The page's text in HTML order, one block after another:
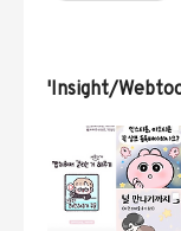
'Insight/